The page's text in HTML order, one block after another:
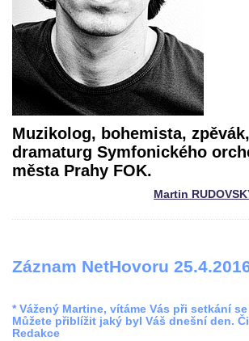
Muzikolog, bohemista,
dramaturg Symfonického
města Prahy FOK.
Martin
Záznam NetHovoru
* Vážený Martine, vítáme Vás při setkání
Můžete přiblížit jaký byl Váš dnešní den.
Redakce